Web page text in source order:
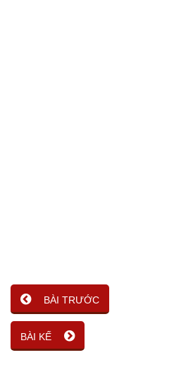
BÀI TRƯỚC
BÀI KẾ